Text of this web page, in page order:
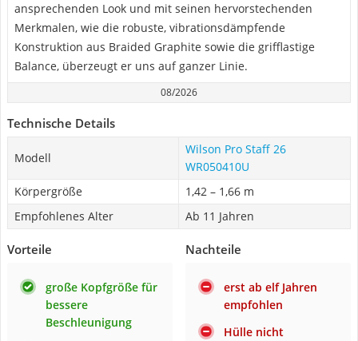
ansprechenden Look und mit seinen hervorstechenden
Merkmalen, wie die robuste, vibrationsdämpfende
Konstruktion aus Braided Graphite sowie die grifflastige
Balance, überzeugt er uns auf ganzer Linie.
08/2026
Technische Details
Modell
Wilson Pro Staff 26
WR050410U
Körpergröße
1,42 – 1,66 m
Empfohlenes Alter
Ab 11 Jahren
Vorteile
große Kopfgröße für
bessere
Beschleunigung
Nachteile
erst ab elf Jahren
empfohlen
Hülle nicht